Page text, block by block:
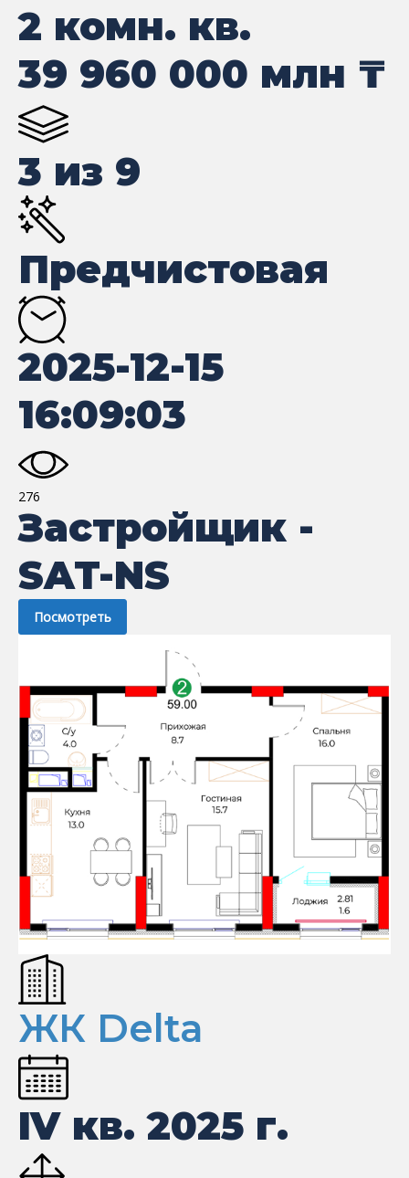
2 комн. кв.
39 960 000 млн ₸
3 из 9
Предчистовая
2025-12-15
16:09:03
276
Застройщик -
SAT-NS
Посмотреть
ЖК Delta
IV кв. 2025 г.